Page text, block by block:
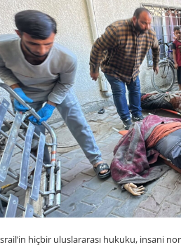
hiçbir uluslararası hukuku, insani